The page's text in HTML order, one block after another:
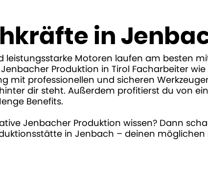
in
leistungsstarke Motoren laufen am besten
Produktion in Tirol Facharbeiter
mit professionellen und sicheren
dir steht. Außerdem profitierst du von
Benefits.
Jenbacher Produktion wissen? Dann
in Jenbach – deinen